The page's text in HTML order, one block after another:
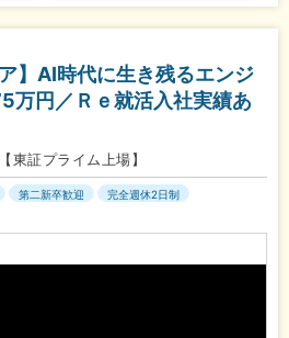
】AI時代に生き残るエンジ
万円／Ｒｅ就活入社実績あ
東証プライム上場】
第二新卒歓迎 完全週休2日制